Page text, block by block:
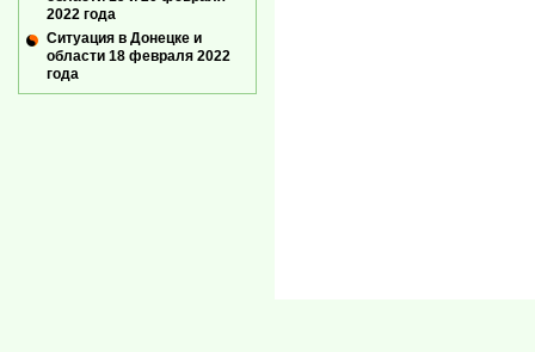
2022 года
Ситуация в Донецке и
области 18 февраля 2022
года